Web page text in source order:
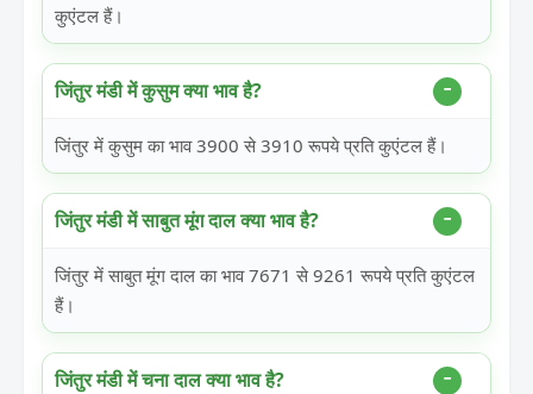
कुएंटल हैं।
जिंतुर मंडी में कुसुम क्या भाव है?
जिंतुर में कुसुम का भाव 3900 से 3910 रूपये प्रति कुएंटल हैं।
जिंतुर मंडी में साबुत मूंग दाल क्या भाव है?
जिंतुर में साबुत मूंग दाल का भाव 7671 से 9261 रूपये प्रति कुएंटल
हैं।
जिंतुर मंडी में चना दाल क्या भाव है?